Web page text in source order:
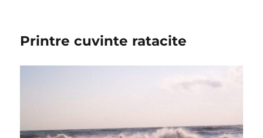
Printre cuvinte ratacite